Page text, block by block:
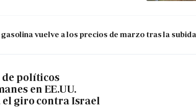
gasolina vuelve a los precios de marzo tras la
de políticos
en EE.UU.
el giro contra Israel